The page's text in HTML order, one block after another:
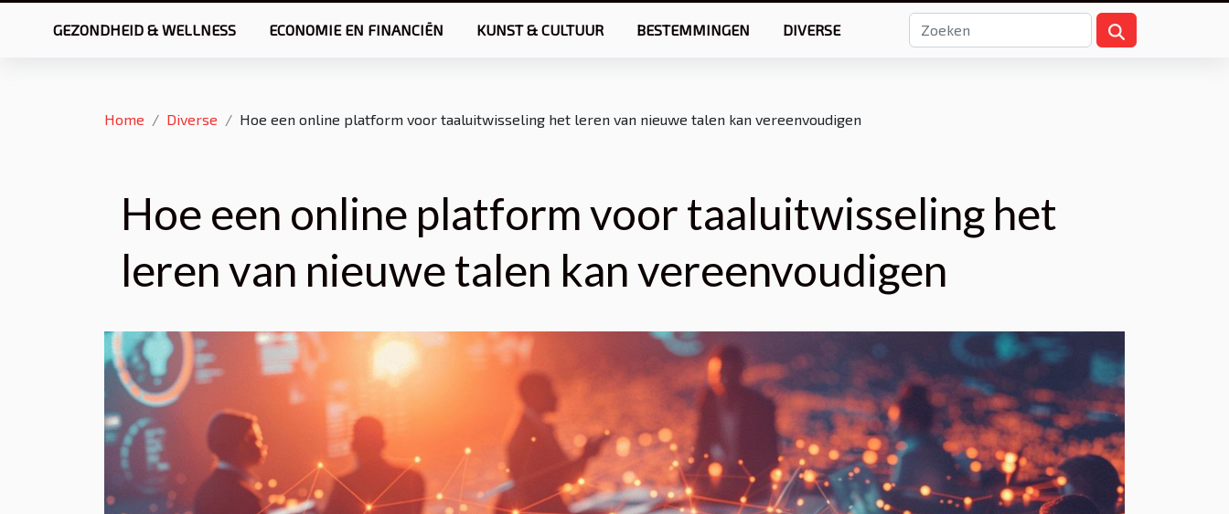
GEZONDHEID & WELLNESS ECONOMIE EN FINANCIËN KUNST & CULTUUR BESTEMMINGEN DIVERSE
Home Diverse Hoe een online platform voor taaluitwisseling het leren van nieuwe talen kan vereenvoudigen
Hoe een online platform voor taaluitwisseling het
leren van nieuwe talen kan vereenvoudigen